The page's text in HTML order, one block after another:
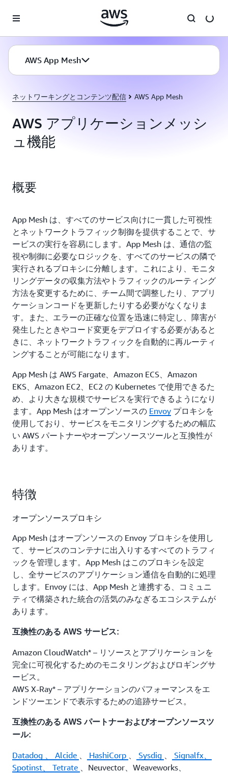
AWS App Mesh
ネットワーキングとコンテンツ配信 AWS App Mesh
AWS アプリケーションメッシ
ュ機能
概要
App Mesh は、すべてのサービス向けに一貫した可視性
とネットワークトラフィック制御を提供することで、サ
ービスの実行を容易にします。App Mesh は、通信の監
視や制御に必要なロジックを、すべてのサービスの隣で
実行されるプロキシに分離します。これにより、モニタ
リングデータの収集方法やトラフィックのルーティング
方法を変更するために、チーム間で調整したり、アプリ
ケーションコードを更新したりする必要がなくなりま
す。また、エラーの正確な位置を迅速に特定し、障害が
発生したときやコード変更をデプロイする必要があると
きに、ネットワークトラフィックを自動的に再ルーティ
ングすることが可能になります。
App Mesh は AWS Fargate、Amazon ECS、Amazon
EKS、Amazon EC2、EC2 の Kubernetes で使用できるた
め、より大きな規模でサービスを実行できるようになり
ます。App Mesh はオープンソースの Envoy プロキシを
使用しており、サービスをモニタリングするための幅広
い AWS パートナーやオープンソースツールと互換性が
あります。
特徴
オープンソースプロキシ
App Mesh はオープンソースの Envoy プロキシを使用し
て、サービスのコンテナに出入りするすべてのトラフィ
ックを管理します。App Mesh はこのプロキシを設定
し、全サービスのアプリケーション通信を自動的に処理
します。Envoy には、App Mesh と連携する、コミュニ
ティで構築された統合の活気のみなぎるエコシステムが
あります。
互換性のある AWS サービス:
Amazon CloudWatch* – リソースとアプリケーションを
完全に可視化するためのモニタリングおよびロギングサ
ービス。
AWS X-Ray* – アプリケーションのパフォーマンスをエ
ンドツーエンドで表示するための追跡サービス。
互換性のある AWS パートナーおよびオープンソースツ
ール:
Datadog 、 Alcide 、 HashiCorp 、 Sysdig 、
Signalfx、
Spotinst、
Tetrate 、Neuvector、Weaveworks、